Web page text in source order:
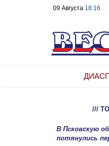
09 Августа 18:16
///
В Псковскую
потянулись